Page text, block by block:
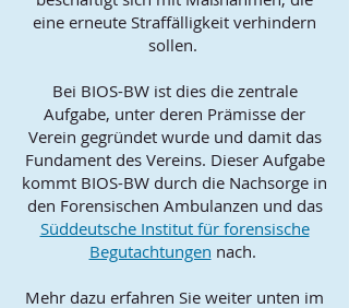
eine erneute Straffälligkeit verhindern
sollen.
Bei BIOS-BW ist dies die zentrale
Aufgabe, unter deren Prämisse der
Verein gegründet wurde und damit das
Fundament des Vereins. Dieser Aufgabe
kommt BIOS-BW durch die Nachsorge in
den Forensischen Ambulanzen und das
Süddeutsche Institut für forensische
Begutachtungen nach.
Mehr dazu erfahren Sie weiter unten im